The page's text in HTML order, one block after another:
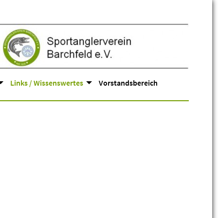
Links / Wissenswertes Vorstandsbereich